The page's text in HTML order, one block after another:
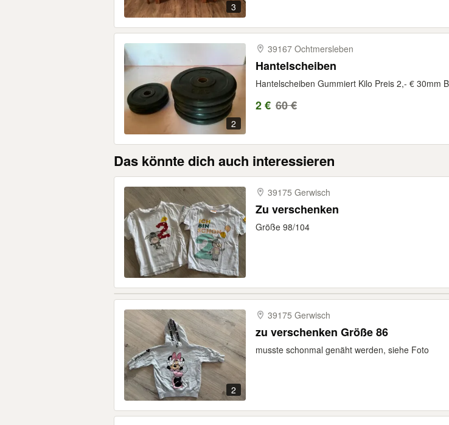
3
2
39167 Ochtmersleben
Hantelscheiben
Hantelscheiben Gummiert Kilo Preis 2,- € 30mm
2 € 60 €
Das könnte dich auch interessieren
39175 Gerwisch
Zu verschenken
Größe 98/104
2
39175 Gerwisch
zu verschenken Größe 86
musste schonmal genäht werden, siehe Foto